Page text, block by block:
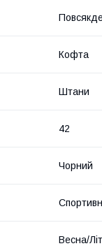
Кофта
Штани
42
Чорний
Весна/